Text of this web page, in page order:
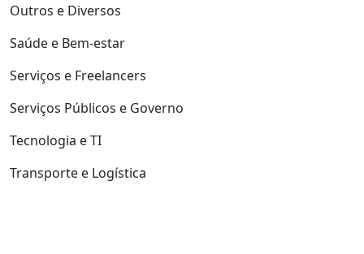
Outros e Diversos
Saúde e Bem-estar
Serviços e Freelancers
Serviços Públicos e Governo
Tecnologia e TI
Transporte e Logística